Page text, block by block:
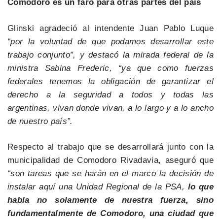
Comodoro es un faro para otras partes del país
Glinski agradeció al intendente Juan Pablo Luque
“por la voluntad de que podamos desarrollar este
trabajo conjunto”, y destacó la mirada federal de la
ministra Sabina Frederic, “ya que como fuerzas
federales tenemos la obligación de garantizar el
derecho a la seguridad a todos y todas las
argentinas, vivan donde vivan, a lo largo y a lo ancho
de nuestro país”.
Respecto al trabajo que se desarrollará junto con la
municipalidad de Comodoro Rivadavia, aseguró que
“son tareas que se harán en el marco la decisión de
instalar aquí una Unidad Regional de la PSA, lo que
habla no solamente de nuestra fuerza, sino
fundamentalmente de Comodoro, una ciudad que